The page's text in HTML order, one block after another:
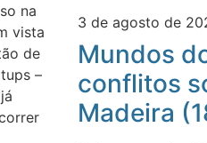
na
vista
de
–
3 de agosto de
Mundos
conflitos
Madeira